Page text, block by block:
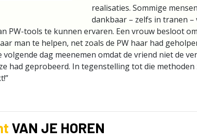
realisaties. Sommige
dankbaar – zelfs in tranen –
PW-tools te kunnen ervaren. Een vrouw besloot
man te helpen, net zoals de PW haar had
volgende dag meenemen omdat de vriend niet de
had geprobeerd. In tegenstelling tot die methoden
VAN JE HOREN